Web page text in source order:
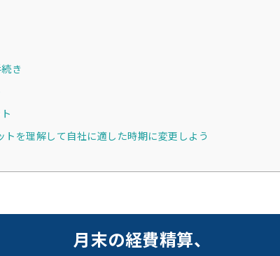
き
を理解して自社に適した時期に変更しよう
月末の経費精算、